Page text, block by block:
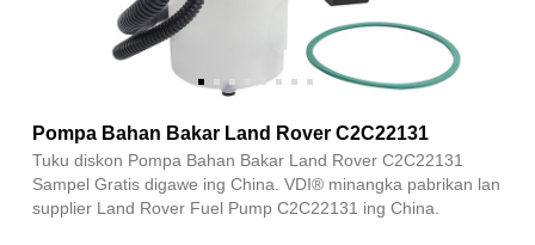
Pompa Bahan Bakar Land Rover C2C22131
Tuku diskon Pompa Bahan Bakar Land Rover C2C22131
Sampel Gratis digawe ing China. VDI® minangka pabrikan lan
supplier Land Rover Fuel Pump C2C22131 ing China.